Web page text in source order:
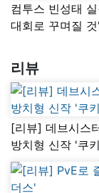
컴투스 빈성태
대회로 꾸며질
리뷰
[리뷰] 데브시스
방치형 신작 '쿠